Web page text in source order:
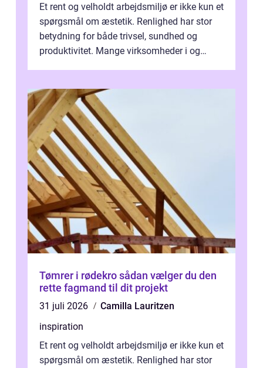
Et rent og velholdt arbejdsmiljø er ikke kun et
spørgsmål om æstetik. Renlighed har stor
betydning for både trivsel, sundhed og
produktivitet. Mange virksomheder i og
Tømrer i rødekro sådan vælger du den
rette fagmand til dit projekt
31 juli 2026
Camilla Lauritzen
inspiration
Et rent og velholdt arbejdsmiljø er ikke kun et
spørgsmål om æstetik. Renlighed har stor